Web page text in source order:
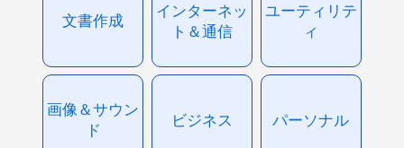
文書作成
インターネッ
ト＆通信
ユーティリテ
ィ
画像＆サウン
ド
ビジネス パーソナル